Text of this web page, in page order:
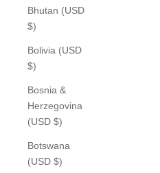
Bhutan (USD
$)
Bolivia (USD
$)
Bosnia &
Herzegovina
(USD $)
Botswana
(USD $)